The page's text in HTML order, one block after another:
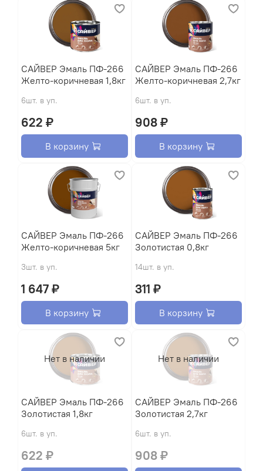
САЙВЕР Эмаль ПФ-266
Желто-коричневая 1,8кг
6шт. в уп.
622 ₽
В корзину
САЙВЕР Эмаль ПФ-266
Желто-коричневая 2,7кг
6шт. в уп.
908 ₽
В корзину
САЙВЕР Эмаль ПФ-266
Желто-коричневая 5кг
3шт. в уп.
1 647 ₽
В корзину
САЙВЕР Эмаль ПФ-266
Золотистая 0,8кг
14шт. в уп.
311 ₽
В корзину
Нет в наличии
САЙВЕР Эмаль ПФ-266
Золотистая 1,8кг
6шт. в уп.
622 ₽
Нет в наличии
САЙВЕР Эмаль ПФ-266
Золотистая 2,7кг
6шт. в уп.
908 ₽